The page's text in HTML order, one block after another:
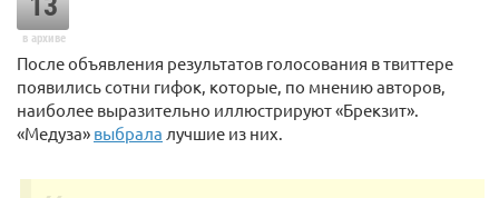
в архиве
После объявления результатов голосования в твиттере
появились сотни гифок, которые, по мнению авторов,
наиболее выразительно иллюстрируют «Брекзит».
«Медуза» выбрала лучшие из них.